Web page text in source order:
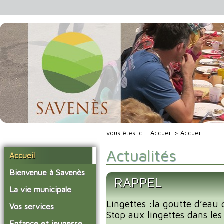
Accueil
Bienvenue à Savenès
Situer Savenès
Savenès en chiffre
L'histoire du village
La vie municipale
Vos élus
Les compte-rendus du
Vos services
La mairie
vous êtes ici : Accueil > Accueil
Actualités
RAPPEL
Lingettes :la goutte
Stop aux lingettes dans